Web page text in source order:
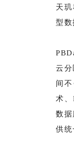
天
型
云
间
术
数
供